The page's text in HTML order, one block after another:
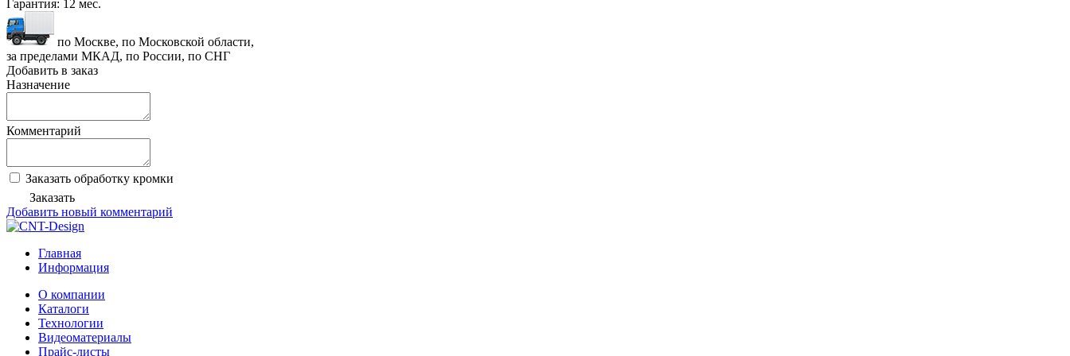
Гарантия: 12 мес.
по Москве, по Московской области,
за пределами МКАД, по России, по СНГ
Добавить в заказ
Назначение
Комментарий
Заказать обработку кромки
Заказать
Добавить новый комментарий
Главная
Информация
О компании
Каталоги
Технологии
Видеоматериалы
Прайс-листы